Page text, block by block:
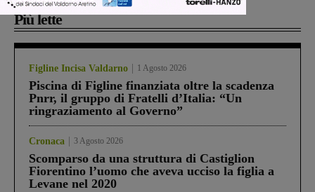
Più lette
Figline Incisa Valdarno 1 Agosto 2026
Piscina di Figline finanziata oltre la scadenza
Pnrr, il gruppo di Fratelli d’Italia: “Un
ringraziamento al Governo”
Cronaca 3 Agosto 2026
Scomparso da una struttura di Castiglion
Fiorentino l’uomo che aveva ucciso la figlia a
Levane nel 2020